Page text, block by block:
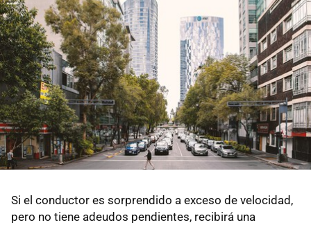
Si el conductor es sorprendido a exceso de velocidad,
pero no tiene adeudos pendientes, recibirá una